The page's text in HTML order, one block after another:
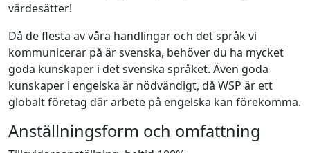
värdesätter!
Då de flesta av våra handlingar och det språk vi
kommunicerar på är svenska, behöver du ha mycket
goda kunskaper i det svenska språket. Även goda
kunskaper i engelska är nödvändigt, då WSP är ett
globalt företag där arbete på engelska kan förekomma.
Anställningsform och omfattning